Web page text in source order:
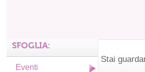
Stai
SFOGLIA:
Eventi